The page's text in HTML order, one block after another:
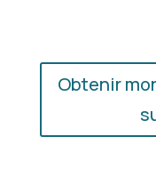
Obtenir